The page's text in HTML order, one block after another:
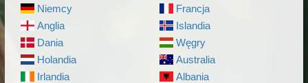
Niemcy
Anglia
Dania
Holandia
Irlandia
Francja
Islandia
Węgry
Australia
Albania